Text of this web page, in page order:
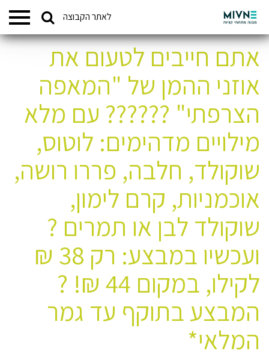
לאתר הקבוצה המתחמים שלנו
אתם חייבים לטעום את
אוזני ההמן של "המאפה
הצרפתי" ?????? עם מלא
מילויים מדהימים: לוטוס,
שוקולד, חלבה, פררו רושה,
אוכמניות, קרם לימון,
שוקולד לבן או תמרים ?
ועכשיו במבצע: רק 38 ₪
לקילו, במקום 44 ₪! ?
המבצע בתוקף עד גמר
המלאי*